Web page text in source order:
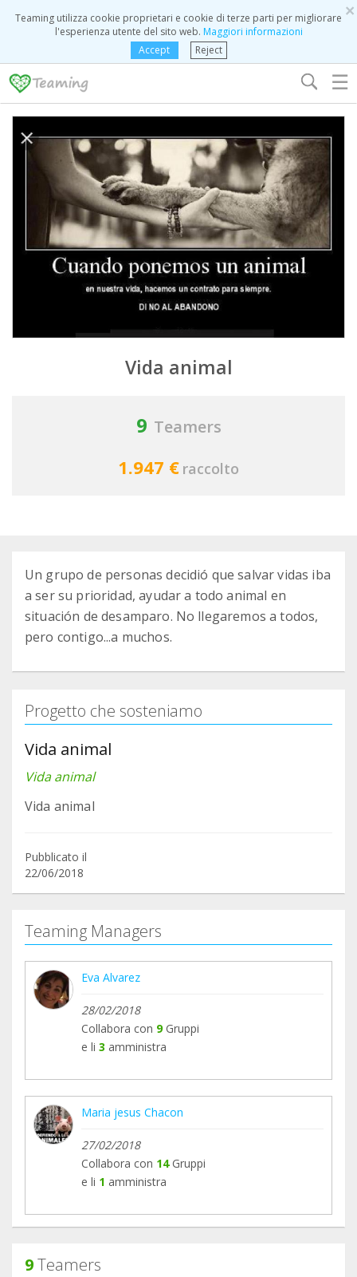
×
Teaming utilizza cookie proprietari e cookie di terze parti per migliorare
l'esperienza utente del sito web. Maggiori informazioni
Accept
Reject
☰
Vida animal
9 Teamers
1.947 € raccolto
Un grupo de personas decidió que salvar vidas iba
a ser su prioridad, ayudar a todo animal en
situación de desamparo. No llegaremos a todos,
pero contigo...a muchos.
Progetto che sosteniamo
Vida animal
Vida animal
Vida animal
Pubblicato il
22/06/2018
Teaming Managers
Eva Alvarez
28/02/2018
Collabora con 9Gruppi
e li 3 amministra
Maria jesus Chacon
27/02/2018
Collabora con 14Gruppi
e li 1 amministra
9Teamers